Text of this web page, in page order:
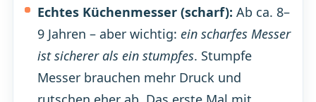
Echtes Küchenmesser (scharf): Ab ca. 8–
9 Jahren – aber wichtig: ein scharfes Messer
ist sicherer als ein stumpfes. Stumpfe
Messer brauchen mehr Druck und